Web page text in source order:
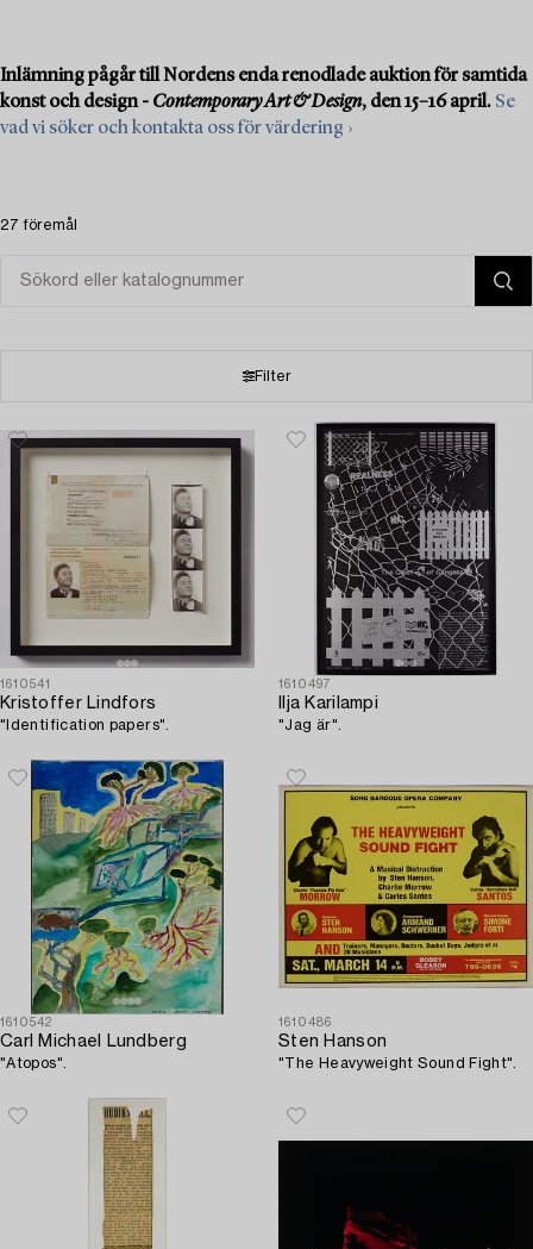
Inlämning pågår till Nordens enda renodlade auktion för samtida
konst och design - Contemporary Art & Design, den 15–16 april. Se
vad vi söker och kontakta oss för värdering ›
27 föremål
Filter
1610541
Kristoffer Lindfors
"Identification papers".
1610497
Ilja Karilampi
"Jag är".
1610542
Carl Michael Lundberg
"Atopos".
1610486
Sten Hanson
"The Heavyweight Sound Fight".